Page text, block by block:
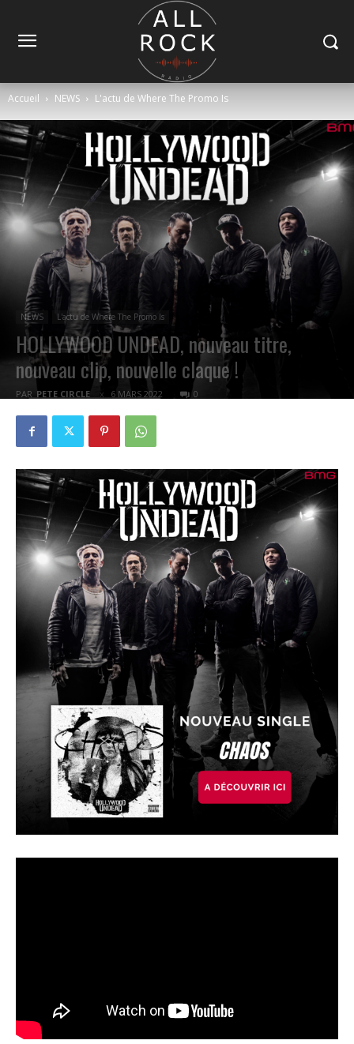
Accueil NEWS L'actu de Where The Promo Is
NEWS L'actu de Where The Promo Is
HOLLYWOOD UNDEAD, nouveau titre,
nouveau clip, nouvelle claque !
PAR PETE CIRCLE 6 MARS 2022 0